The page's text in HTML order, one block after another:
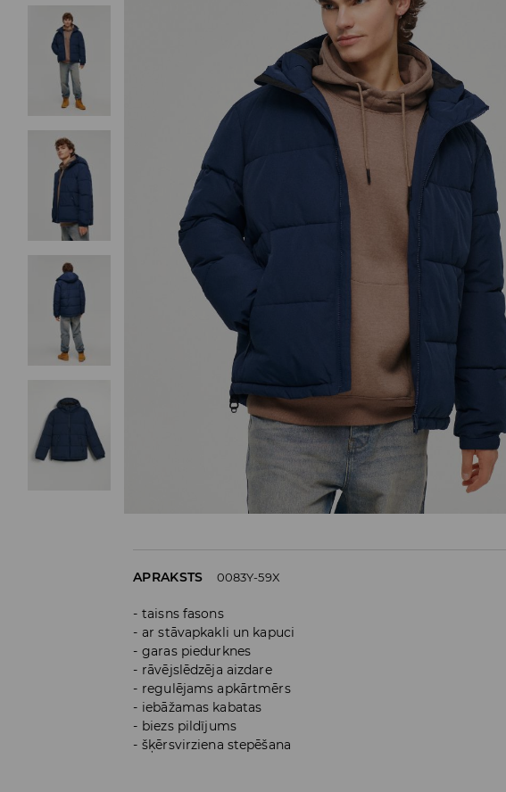
APRAKSTS 0083Y-59X
taisns fasons
ar stāvapkakli un kapuci
garas piedurknes
rāvējslēdzēja aizdare
regulējams apkārtmērs
iebāžamas kabatas
biezs pildījums
šķērsvirziena stepēšana